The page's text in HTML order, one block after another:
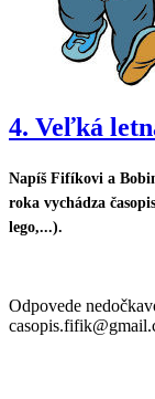
4. Veľká
Napíš Fifíkovi a
roka vychádza
lego,...).
Odpovede